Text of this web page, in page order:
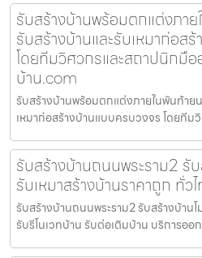
รับสร้างบ้านพร้อมตกแต่งภา
รับสร้างบ้านและรับเหมาก่อส
โดยทีมวิศวกรและสถาปนิกมือ
บ้าน.com
รับสร้างบ้านพร้อมตกแต่งภายในพันท้าย
เหมาก่อสร้างบ้านแบบครบวงจร โดยที
รับสร้างบ้านถนนพระราม2 รั
รับเหมาสร้างบ้านราคาถูก ทั่ว
รับสร้างบ้านถนนพระราม2 รับสร้างบ้านโ
รับรีโนเวทบ้าน รับต่อเติมบ้าน บริการอ